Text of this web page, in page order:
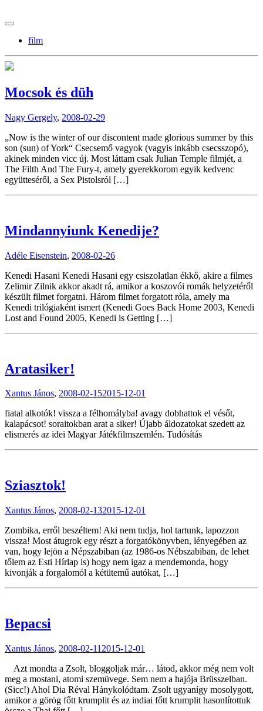
film
Mocsok és düh
Nagy Gergely, 2008-02-29
„Now is the winter of our discontent made glorious summer by this
son (sun) of York“ Csecsemő vagyok (vagyis inkább csecsszopó),
akinek minden vicc új. Most láttam csak Julian Temple filmjét, a
The Filth And The Fury-t, amely gyerekkorom egyik kedvenc
együtteséről, a Sex Pistolsról […]
Mindannyiunk Kenedije?
Adéle Eisenstein, 2008-02-26
Kenedi Hasani Kenedi Hasani egy csiszolatlan ékkő, akire a filmes
Zelimir Zilnik akkor akadt rá, amikor a koszovói romák helyzetéről
készült filmet forgatni. Három filmet forgatott róla, amely ma
Kenedi trilógiaként ismert (Kenedi Goes Back Home 2003, Kenedi
Lost and Found 2005, Kenedi is Getting […]
Aratasiker!
Xantus János, 2008-02-152015-12-01
fiatal alkotók! vissza a félhomályba! avagy dobhattok el vésőt,
kalapácsot! soraitokban arat a siker! Újabb áldozatokat szedett az
elismerés az idei Magyar Játékfilmszemlén. Tudósítás
Sziasztok!
Xantus János, 2008-02-132015-12-01
Zombika, erről beszéltem! Aki nem tudja, hol tartunk, lapozzon
vissza! Most átugrok egy részt a forgatókönyvben, lényegében az
van, hogy lejön a Népszabiban (az 1986-os Nébszabiban, de lehet
tőlem az Esti Hírlap is) hogy nem igaz a mendemonda, hogy
kivonják a forgalomól a kétütemű autókat, […]
Bepacsi
Xantus János, 2008-02-11 2015-12-01
Azt mondta a Zsolt, bloggoljak már… látod, akkor még nem volt
meg a mostani, atomi szemüvege. Sem nem a hajója Brüsszelban.
(Sicc!) Ahol Dia Réval Hánykolódtam. Zsolt ugyanígy mosolygott,
amikor a görög főtt krumplit és az indiai főtt krumplit hasonlítottuk